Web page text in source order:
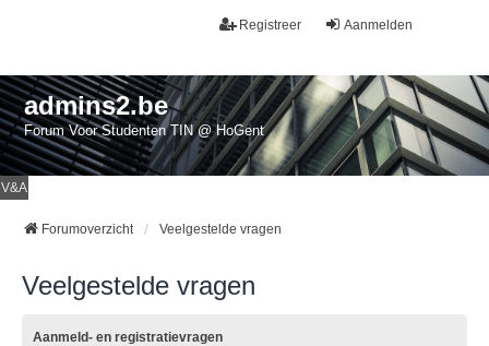
Aanmelden
Registreer
admins2.be
Forum Voor Studenten TIN @ HoGent
V&A
Forumoverzicht Veelgestelde vragen
Veelgestelde vragen
Aanmeld- en registratievragen